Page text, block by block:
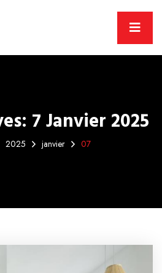
7 Janvier 2025
2025 janvier 07